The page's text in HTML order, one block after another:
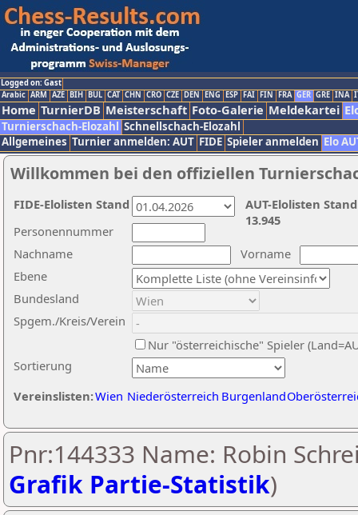
Logged on: Gast
Arabic ARM AZE BIH BUL CAT CHN CRO CZE DEN ENG ESP FAI FIN FRA GER GRE INA
Home TurnierDB Meisterschaft Foto-Galerie Meldekartei
Turnierschach-Elozahl Schnellschach-Elozahl
Allgemeines Turnier anmelden: AUT FIDE Spieler anmelden Elo
Willkommen bei den offiziellen
Nachname
Vorname
Ebene
Sortierung
Personennummer
Bundesland
Spgem./Kreis/Verein
Nur "österreichische" Spieler
Vereinslisten:Wien Niederösterreich Burgenland
AUT-Elolisten
13.945
FIDE-Elolisten Stand
Pnr:144333 Name: Robin
Grafik Partie-Statistik)